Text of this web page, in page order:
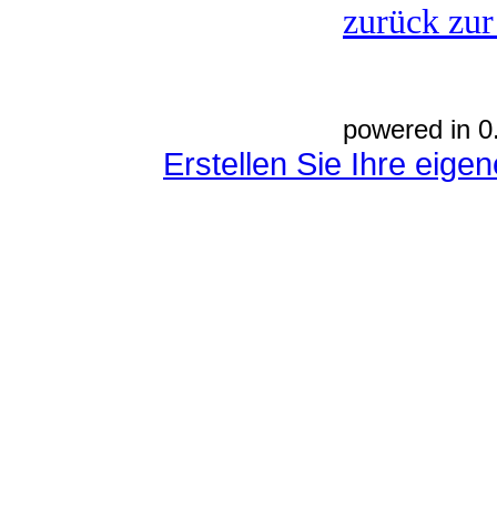
zurück
powered in
Erstellen Sie Ihre